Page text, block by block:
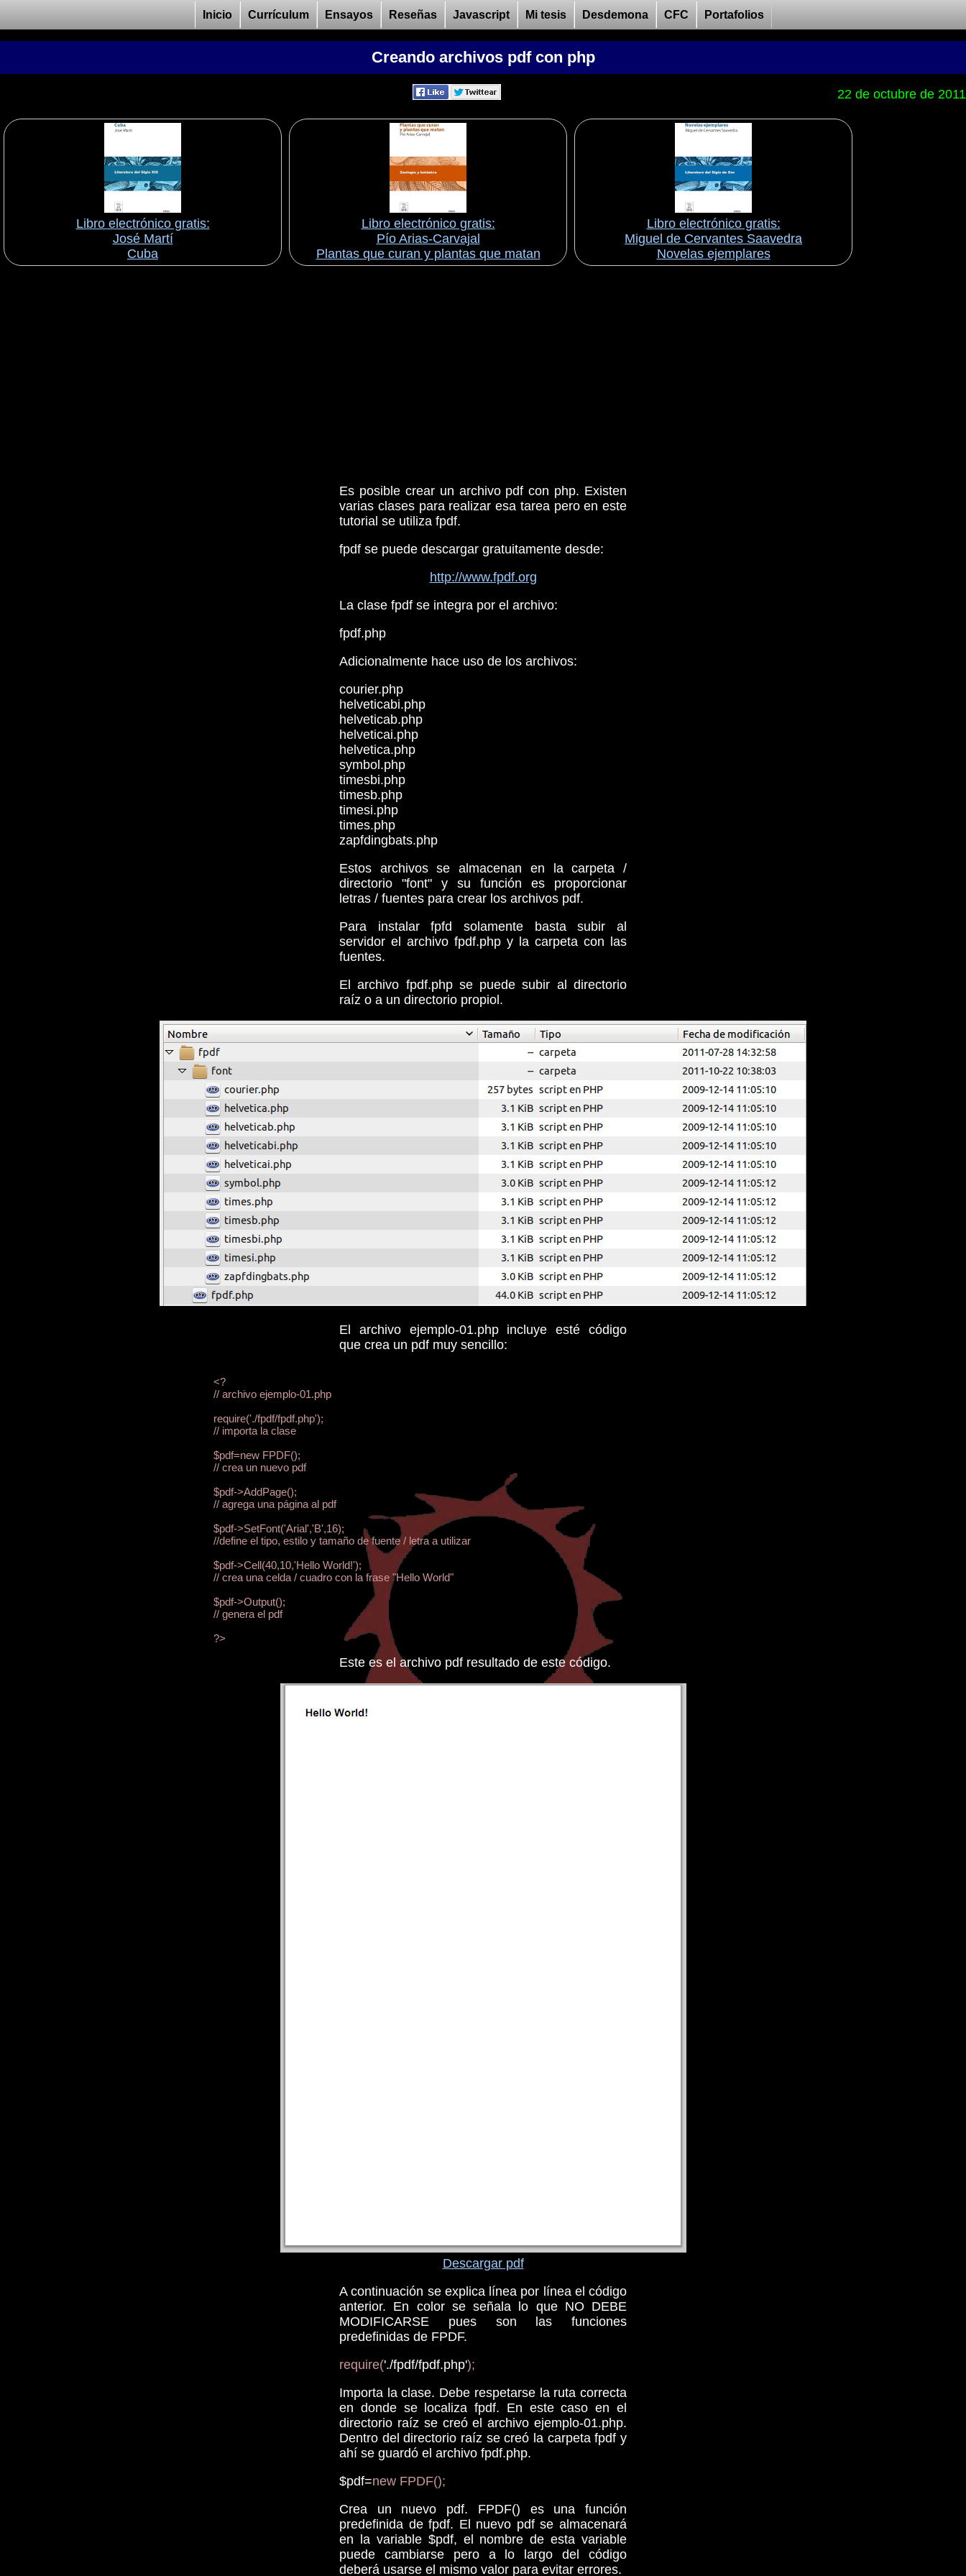
Inicio Currículum Ensayos Reseñas Javascript Mi tesis Desdemona CFC Portafolios
Creando archivos pdf con php
22 de octubre de 2011
Libro electrónico gratis:
José Martí
Cuba
Libro electrónico gratis:
Pío Arias-Carvajal
Plantas que curan y plantas que matan
Libro electrónico gratis:
Miguel de Cervantes Saavedra
Novelas ejemplares
Es posible crear un archivo pdf con php. Existen
varias clases para realizar esa tarea pero en este
tutorial se utiliza fpdf.
fpdf se puede descargar gratuitamente desde:
http://www.fpdf.org
La clase fpdf se integra por el archivo:
fpdf.php
Adicionalmente hace uso de los archivos:
courier.php
helveticabi.php
helveticab.php
helveticai.php
helvetica.php
symbol.php
timesbi.php
timesb.php
timesi.php
times.php
zapfdingbats.php
Estos archivos se almacenan en la carpeta /
directorio "font" y su función es proporcionar
letras / fuentes para crear los archivos pdf.
Para instalar fpfd solamente basta subir al
servidor el archivo fpdf.php y la carpeta con las
fuentes.
El archivo fpdf.php se puede subir al directorio
raíz o a un directorio propiol.
El archivo ejemplo-01.php incluye esté código
que crea un pdf muy sencillo:
<?
// archivo ejemplo-01.php
require('./fpdf/fpdf.php');
// importa la clase
$pdf=new FPDF();
// crea un nuevo pdf
$pdf->AddPage();
// agrega una página al pdf
$pdf->SetFont('Arial','B',16);
//define el tipo, estilo y tamaño de fuente / letra a utilizar
$pdf->Cell(40,10,'Hello World!');
// crea una celda / cuadro con la frase "Hello World"
$pdf->Output();
// genera el pdf
Este es el archivo pdf resultado de este código.
Descargar pdf
A continuación se explica línea por línea el código
anterior. En color se señala lo que NO DEBE
MODIFICARSE pues son las funciones
predefinidas de FPDF.
require('./fpdf/fpdf.php');
Importa la clase. Debe respetarse la ruta correcta
en donde se localiza fpdf. En este caso en el
directorio raíz se creó el archivo ejemplo-01.php.
Dentro del directorio raíz se creó la carpeta fpdf y
ahí se guardó el archivo fpdf.php.
$pdf=new FPDF();
Crea un nuevo pdf. FPDF() es una función
predefinida de fpdf. El nuevo pdf se almacenará
en la variable $pdf, el nombre de esta variable
puede cambiarse pero a lo largo del código
deberá usarse el mismo valor para evitar errores.